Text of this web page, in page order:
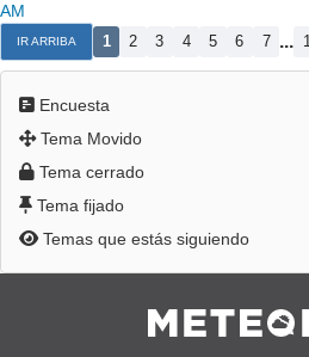
AM
IR ARRIBA 1 2 3 4 5 6 7 ...
Encuesta
Tema Movido
Tema cerrado
Tema fijado
Temas que estás siguiendo